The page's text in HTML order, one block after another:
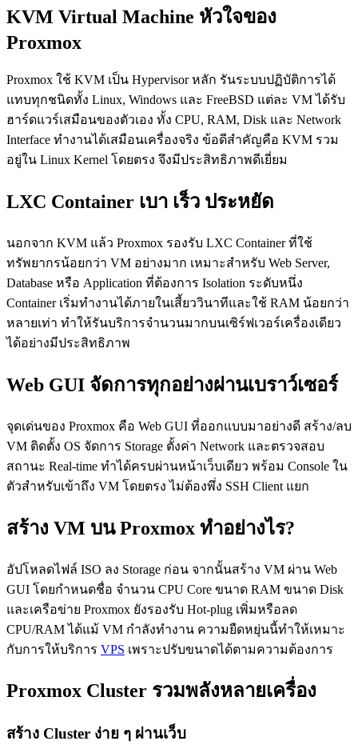
KVM Virtual Machine หัวใจของ
Proxmox
Proxmox ใช้ KVM เป็น Hypervisor หลัก รันระบบปฏิบัติการได้
แทบทุกชนิดทั้ง Linux, Windows และ FreeBSD แต่ละ VM ได้รับ
ฮาร์ดแวร์เสมือนของตัวเอง ทั้ง CPU, RAM, Disk และ Network
Interface ทำงานได้เสมือนเครื่องจริง ข้อดีสำคัญคือ KVM รวม
อยู่ใน Linux Kernel โดยตรง จึงมีประสิทธิภาพดีเยี่ยม
LXC Container เบา เร็ว ประหยัด
นอกจาก KVM แล้ว Proxmox รองรับ LXC Container ที่ใช้
ทรัพยากรน้อยกว่า VM อย่างมาก เหมาะสำหรับ Web Server,
Database หรือ Application ที่ต้องการ Isolation ระดับหนึ่ง
Container เริ่มทำงานได้ภายในเสี้ยววินาทีและใช้ RAM น้อยกว่า
หลายเท่า ทำให้รันบริการจำนวนมากบนเซิร์ฟเวอร์เครื่องเดียว
ได้อย่างมีประสิทธิภาพ
Web GUI จัดการทุกอย่างผ่านเบราว์เซอร์
จุดเด่นของ Proxmox คือ Web GUI ที่ออกแบบมาอย่างดี สร้าง/ลบ
VM ติดตั้ง OS จัดการ Storage ตั้งค่า Network และตรวจสอบ
สถานะ Real-time ทำได้ครบผ่านหน้าเว็บเดียว พร้อม Console ใน
ตัวสำหรับเข้าถึง VM โดยตรง ไม่ต้องพึ่ง SSH Client แยก
สร้าง VM บน Proxmox ทำอย่างไร?
อัปโหลดไฟล์ ISO ลง Storage ก่อน จากนั้นสร้าง VM ผ่าน Web
GUI โดยกำหนดชื่อ จำนวน CPU Core ขนาด RAM ขนาด Disk
และเครือข่าย Proxmox ยังรองรับ Hot-plug เพิ่มหรือลด
CPU/RAM ได้แม้ VM กำลังทำงาน ความยืดหยุ่นนี้ทำให้เหมาะ
กับการให้บริการ VPS เพราะปรับขนาดได้ตามความต้องการ
Proxmox Cluster รวมพลังหลายเครื่อง
สร้าง Cluster ง่าย ๆ ผ่านเว็บ